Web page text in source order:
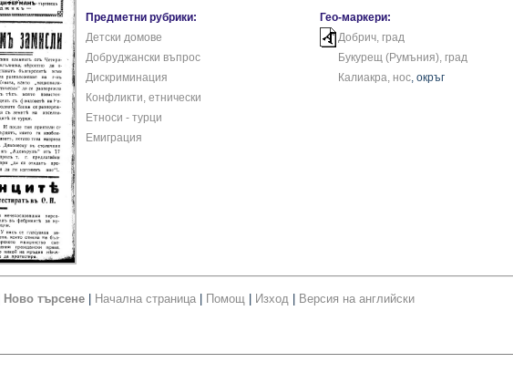
Предметни рубрики:
Детски домове
Добруджански въпрос
Дискриминация
Конфликти, етнически
Етноси - турци
Емиграция
Гео-маркери:
Добрич, град
Букурещ (Румъния), град
Калиакра, нос, окръг
Ново търсене Начална страница Помощ Изход Версия на английски